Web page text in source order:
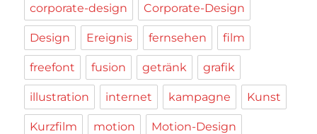
corporate-design Corporate-Design
Design Ereignis fernsehen film
freefont fusion getränk grafik
illustration internet kampagne Kunst
Kurzfilm motion Motion-Design